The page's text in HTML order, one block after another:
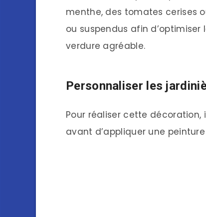
menthe, des tomates cerises
ou suspendus afin
verdure agréable.
Personnaliser les
Pour réaliser cette
avant d’appliquer une